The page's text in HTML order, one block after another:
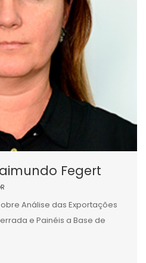
Fegert
Análise das Exportações
e Painéis a Base de